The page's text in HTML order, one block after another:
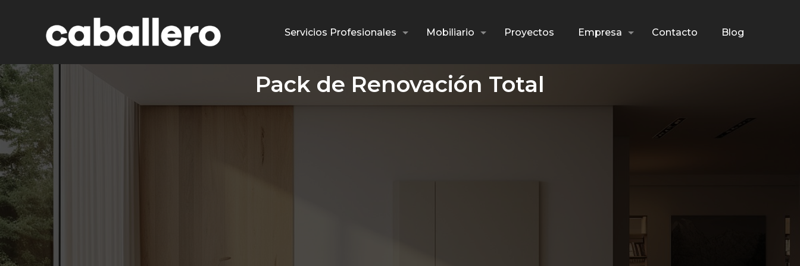
Servicios Profesionales Mobiliario Proyectos Empresa Contacto Blog
Pack de Renovación Total